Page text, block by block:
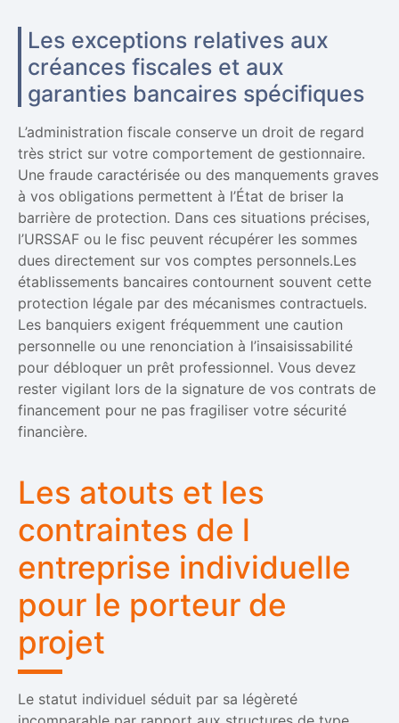
Les exceptions relatives aux
créances fiscales et aux
garanties bancaires spécifiques
L’administration fiscale conserve un droit de regard
très strict sur votre comportement de gestionnaire.
Une fraude caractérisée ou des manquements graves
à vos obligations permettent à l’État de briser la
barrière de protection. Dans ces situations précises,
l’URSSAF ou le fisc peuvent récupérer les sommes
dues directement sur vos comptes personnels.Les
établissements bancaires contournent souvent cette
protection légale par des mécanismes contractuels.
Les banquiers exigent fréquemment une caution
personnelle ou une renonciation à l’insaisissabilité
pour débloquer un prêt professionnel. Vous devez
rester vigilant lors de la signature de vos contrats de
financement pour ne pas fragiliser votre sécurité
financière.
Les atouts et les
contraintes de l
entreprise individuelle
pour le porteur de
projet
Le statut individuel séduit par sa légèreté